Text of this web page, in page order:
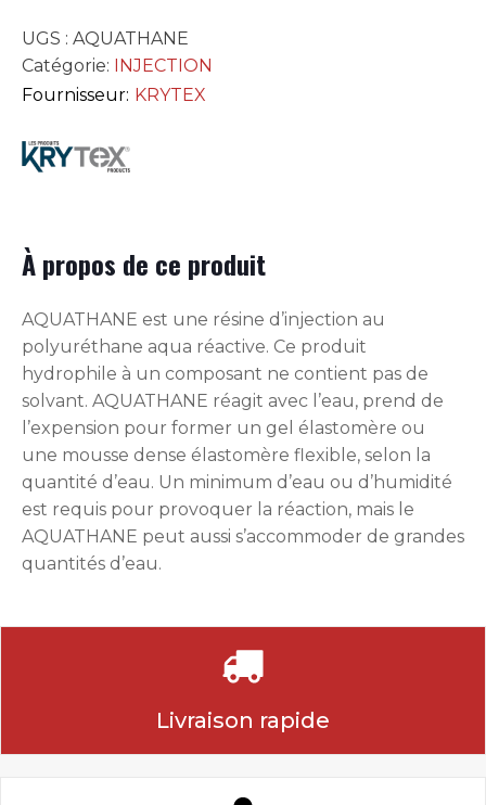
UGS : AQUATHANE
Catégorie:
INJECTION
Fournisseur: KRYTEX
À propos de ce produit
AQUATHANE est une résine d’injection au
polyuréthane aqua réactive. Ce produit
hydrophile à un composant ne contient pas de
solvant. AQUATHANE réagit avec l’eau, prend de
l’expension pour former un gel élastomère ou
une mousse dense élastomère flexible, selon la
quantité d’eau. Un minimum d’eau ou d’humidité
est requis pour provoquer la réaction, mais le
AQUATHANE peut aussi s’accommoder de grandes
quantités d’eau.
Livraison rapide